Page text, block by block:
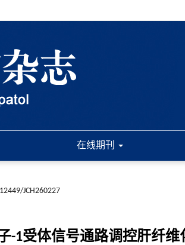
在线期刊
JCH260227
-1受体信号通路调控肝纤维